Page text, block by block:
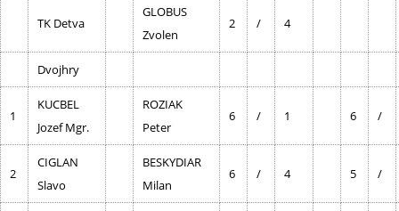
TK Detva
GLOBUS
Zvolen
2 / 4
Dvojhry
1
KUCBEL
Jozef Mgr.
ROZIAK
Peter
6 / 1 6 /
2
CIGLAN
Slavo
BESKYDIAR
Milan
6 / 4 5 /